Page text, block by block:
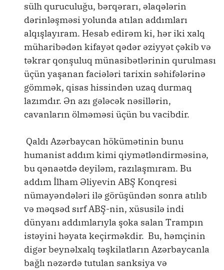
sülh quruculuğu, bərqərarı, əlaqələrin
dərinləşməsi yolunda atılan addımları
alqışlayıram. Hesab edirəm ki, hər iki xalq
müharibədən kifayət qədər əziyyət çəkib və
təkrar qonşuluq münasibətlərinin qurulması
üçün yaşanan faciələri tarixin səhifələrinə
gömmək, qisas hissindən uzaq durmaq
lazımdır. Ən azı gələcək nəsillərin,
cavanların ölməməsi üçün bu vacibdir.
Qaldı Azərbaycan hökümətinin bunu
humanist addım kimi qiymətləndirməsinə,
bu qənaətdə deyiləm, razılaşmıram. Bu
addım İlham Əliyevin ABŞ Konqresi
nümayəndələri ilə görüşündən sonra atılıb
və məqsəd sırf ABŞ-nin, xüsusilə indi
dünyanı addımlarıyla şoka salan Trampın
istəyini həyata keçirməkdir. Bu, həmçinin
digər beynəlxalq təşkilatların Azərbaycanla
bağlı nəzərdə tutulan sanksiya və